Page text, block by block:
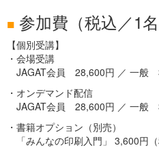
■ 参加費（税込／1名
【個別受講】
・会場受講
JAGAT会員 28,600円 ／ 一般
・オンデマンド配信
JAGAT会員 28,600円 ／ 一般
・書籍オプション（別売）
「みんなの印刷入門」 3,600円（